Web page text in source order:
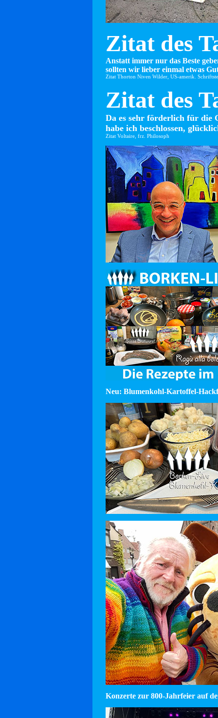
Zitat des
Anstatt immer nur das Beste
sollten wir lieber einmal etwas
Zitat Thorton Niven Wilder, US-amerik.
Zitat des
Da es sehr förderlich für die
habe ich beschlossen,
Zitat Voltaire, frz. Philosoph
Neu: Blumenkohl-Kartoffel-
Konzerte zur 800-Jahrfeier auf